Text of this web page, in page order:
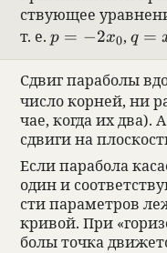
ствующее
т. е. p=-2x_0
p = −2x0, q =
Сдвиг пара­болы
число кор­ней, ни
чае, когда их два).
сдвиги на
Если пара­бола
один и
сти парамет­ров
кри­вой. При
болы точка